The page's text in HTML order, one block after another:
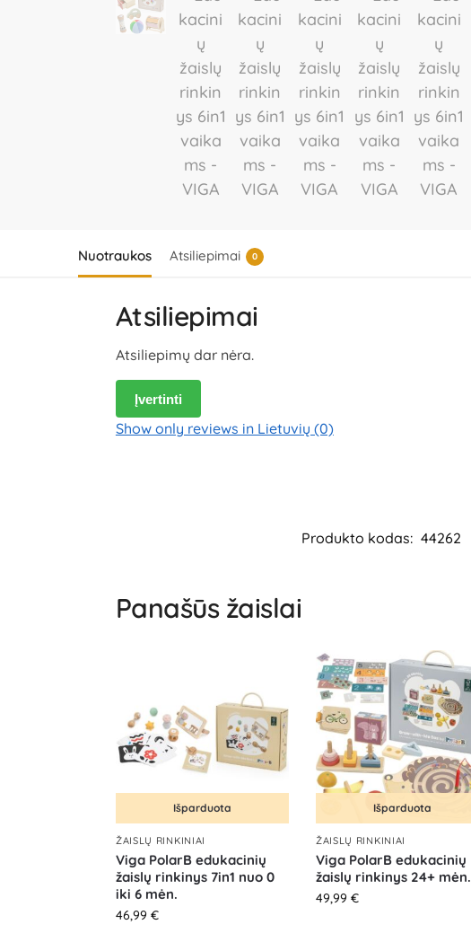
Nuotraukos Atsiliepimai 0
Atsiliepimai
Atsiliepimų dar nėra.
Įvertinti
Show only reviews in Lietuvių (0)
Produkto kodas: 44262
Panašūs žaislai
Išparduota
ŽAISLŲ RINKINIAI
Viga PolarB edukacinių
žaislų rinkinys 7in1 nuo 0
iki 6 mėn.
46,99 €
Išparduota
ŽAISLŲ RINKINIAI
Viga PolarB edukacinių
žaislų rinkinys 24+ mėn.
49,99 €